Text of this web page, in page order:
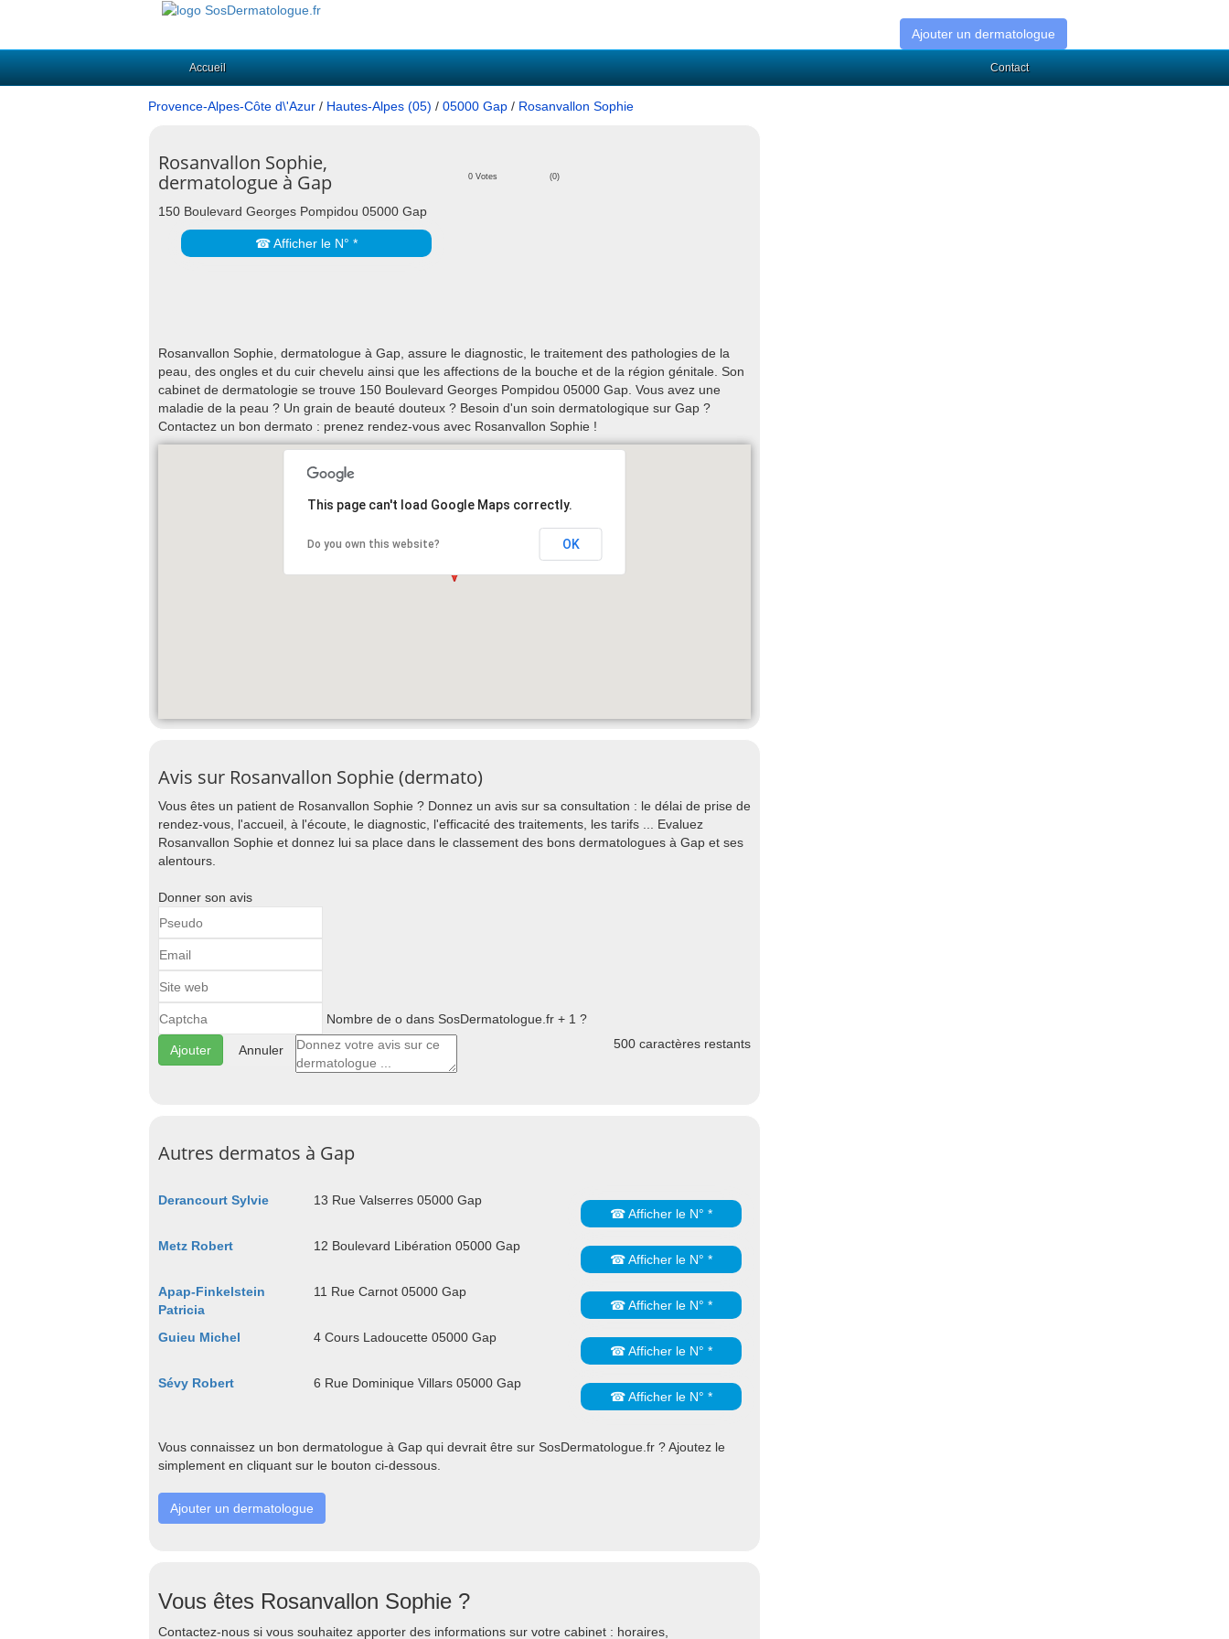
Ajouter un dermatologue
Accueil Contact
Provence-Alpes-Côte d\'Azur / Hautes-Alpes (05) / 05000 Gap / Rosanvallon Sophie
Rosanvallon Sophie,
dermatologue à Gap
0 Votes (0)
150 Boulevard Georges Pompidou 05000 Gap
☎ Afficher le N° *
Rosanvallon Sophie, dermatologue à Gap, assure le diagnostic, le traitement des pathologies de la
peau, des ongles et du cuir chevelu ainsi que les affections de la bouche et de la région génitale. Son
cabinet de dermatologie se trouve 150 Boulevard Georges Pompidou 05000 Gap. Vous avez une
maladie de la peau ? Un grain de beauté douteux ? Besoin d'un soin dermatologique sur Gap ?
Contactez un bon dermato : prenez rendez-vous avec Rosanvallon Sophie !
This page can't load Google Maps correctly.
Do you own this website? OK
Avis sur Rosanvallon Sophie (dermato)
Vous êtes un patient de Rosanvallon Sophie ? Donnez un avis sur sa consultation : le délai de prise de
rendez-vous, l'accueil, à l'écoute, le diagnostic, l'efficacité des traitements, les tarifs ... Evaluez
Rosanvallon Sophie et donnez lui sa place dans le classement des bons dermatologues à Gap et ses
alentours.
Donner son avis
Nombre de o dans SosDermatologue.fr + 1 ?
Annuler 500 caractères restants
Autres dermatos à Gap
Derancourt Sylvie
13 Rue Valserres 05000 Gap
☎ Afficher le N° *
Metz Robert
12 Boulevard Libération 05000 Gap
☎ Afficher le N° *
Apap-Finkelstein
Patricia
11 Rue Carnot 05000 Gap
☎ Afficher le N° *
Guieu Michel
4 Cours Ladoucette 05000 Gap
☎ Afficher le N° *
Sévy Robert
6 Rue Dominique Villars 05000 Gap
☎ Afficher le N° *
Vous connaissez un bon dermatologue à Gap qui devrait être sur SosDermatologue.fr ? Ajoutez le
simplement en cliquant sur le bouton ci-dessous.
Ajouter un dermatologue
Vous êtes Rosanvallon Sophie ?
Contactez-nous si vous souhaitez apporter des informations sur votre cabinet : horaires,